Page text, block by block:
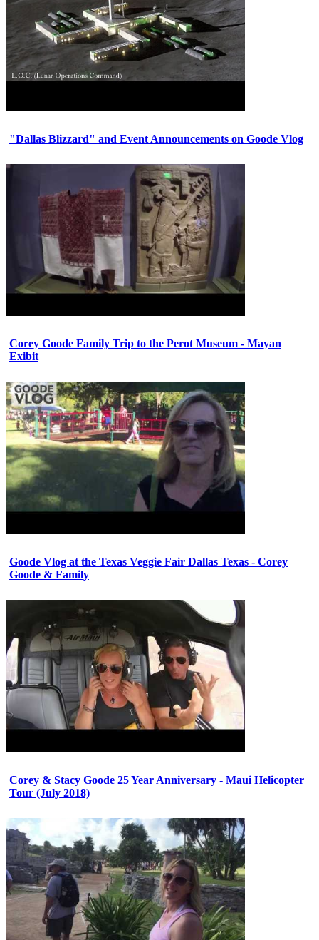
"Dallas Blizzard" and Event Announcements on Goode Vlog
Corey Goode Family Trip to the Perot Museum - Mayan
Exibit
Goode Vlog at the Texas Veggie Fair Dallas Texas - Corey
Goode & Family
Corey & Stacy Goode 25 Year Anniversary - Maui Helicopter
Tour (July 2018)